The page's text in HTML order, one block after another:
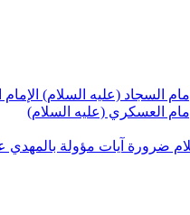
السجاد (عليه السلام)
العسكري (عليه السلام)
ضرورة آيات مؤولة بالمهدي